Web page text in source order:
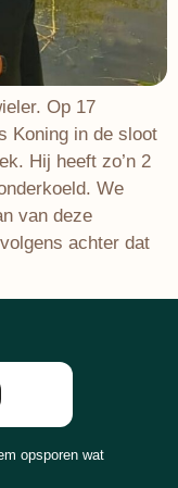
Op 17
Koning in de sloot
Hij heeft zo’n 2
We
van deze
achter dat
opsporen wat